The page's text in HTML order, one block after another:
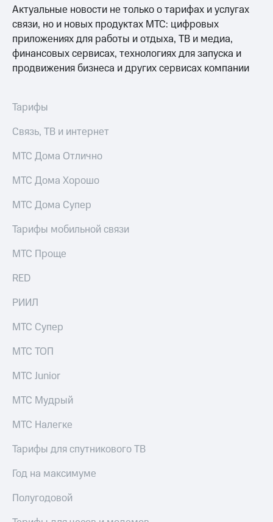
акционерам
Документы
ПАО
"МТС"
Собрания
акционеров
капитал
Контроль
и
аудит
Рынок
акций
Описание
приобретения
выкупа
Описание
Еврооблигации-2023
Уведомление
погашении
именных
облигаций
Другое
Регистратор
Контакты
деловая этика
Актуальные новости не только о тарифах и услугах
связи, но и новых продуктах МТС: цифровых
приложениях для работы и отдыха, ТВ и медиа,
финансовых сервисах, технологиях для запуска и
продвижения бизнеса и других сервисах компании
Тарифы
Связь, ТВ и интернет
МТС Дома Отлично
МТС Дома Хорошо
МТС Дома Супер
Тарифы мобильной связи
МТС Проще
RED
РИИЛ
МТС Супер
МТС ТОП
МТС Junior
МТС Мудрый
МТС Налегке
Тарифы для спутникового ТВ
Год на максимуме
Полугодовой